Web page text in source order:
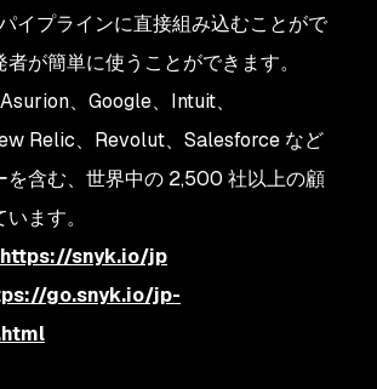
イプラインに直接組み込むことがで
が簡単に使うことができます。
、Google、Intuit、
Relic、Revolut、Salesforce など
を含む、世界中の 2,500 社以上の顧
ます。
https://snyk.io/jp
go.snyk.io/jp-